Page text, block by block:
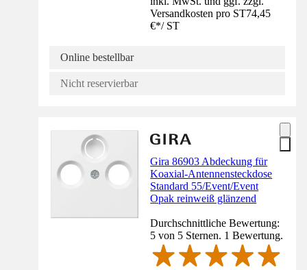
Versandkosten pro ST74,45
€*/ ST
Online bestellbar
Nicht reservierbar
Gira 86903 Abdeckung für
Koaxial-Antennensteckdose
Standard 55/Event/Event
Opak reinweiß glänzend
Durchschnittliche Bewertung:
5 von 5 Sternen. 1 Bewertung.